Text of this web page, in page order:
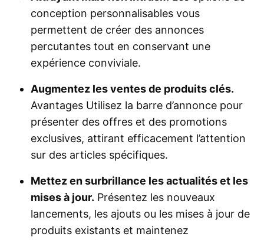
conception personnalisables vous
permettent de créer des annonces
percutantes tout en conservant une
expérience conviviale.
Augmentez les ventes de produits clés.
Avantages Utilisez la barre d’annonce pour
présenter des offres et des promotions
exclusives, attirant efficacement l’attention
sur des articles spécifiques.
Mettez en surbrillance les actualités et les
mises à jour. Présentez les nouveaux
lancements, les ajouts ou les mises à jour de
produits existants et maintenez